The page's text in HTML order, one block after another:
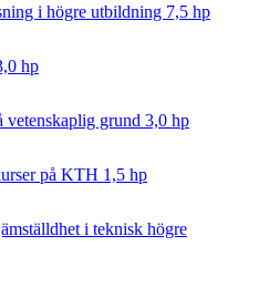
i högre utbildning 7,5 hp
hp
vetenskaplig grund 3,0 hp
på KTH 1,5 hp
i teknisk högre